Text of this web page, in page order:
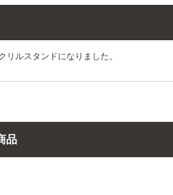
ルスタンドになりました。
品